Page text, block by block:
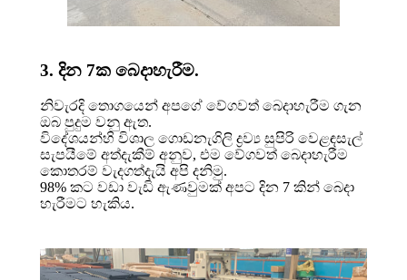
3. දින 7ක බෙදාහැරීම.
නිවැරදි තොගයෙන් අපගේ වේගවත් බෙදාහැරීම ගැන
ඔබ පුදුම වනු ඇත.
විදේශයන්හි විශාල ගොඩනැගිලි ද්‍රව්‍ය සුපිරි වෙළඳසැල්
සැපයීමේ අත්දැකීම් අනුව, එම වේගවත් බෙදාහැරීම
කොතරම් වැදගත්දැයි අපි දනිමු.
98% කට වඩා වැඩි ඇණවුමක් අපට දින 7 කින් බෙදා
හැරීමට හැකිය.